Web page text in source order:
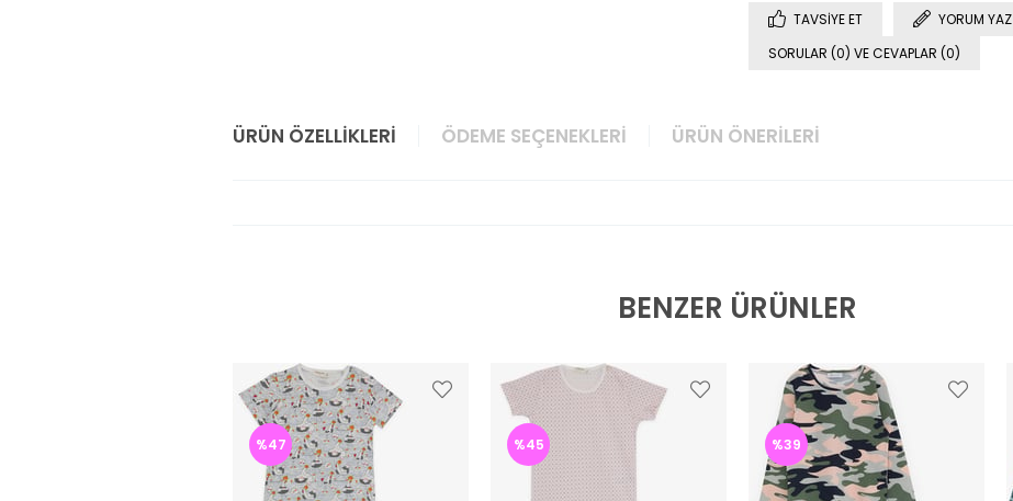
TAVSIYE ET
YORUM YAZ
SORULAR (0) VE CEVAPLAR (0)
ÜRÜN ÖZELLIKLERI ÖDEME SEÇENEKLERI ÜRÜN ÖNERILERI
BENZER ÜRÜNLER
%47 %45 %39